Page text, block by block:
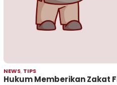
NEWS, TIPS
Hukum Memberikan Zakat